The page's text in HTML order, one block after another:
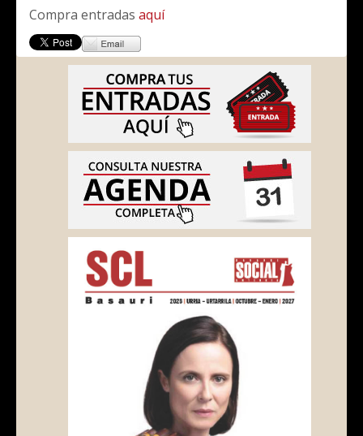
Compra entradasaquí